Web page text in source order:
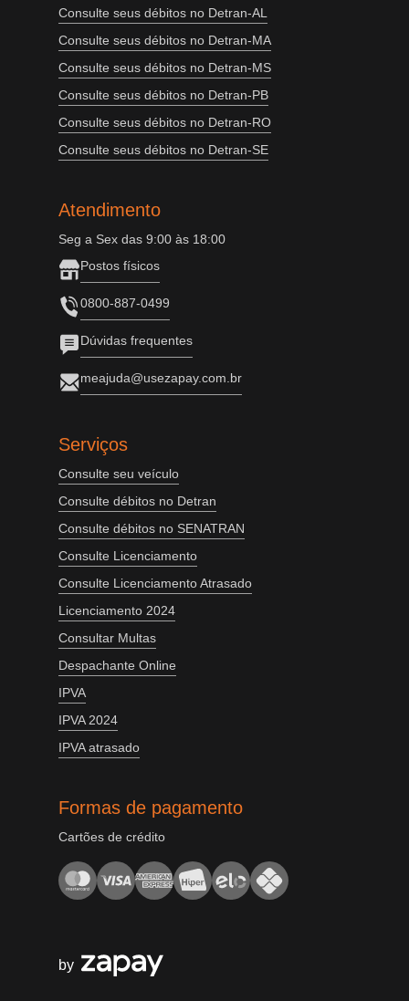
Consulte seus débitos no Detran-AL
Consulte seus débitos no Detran-MA
Consulte seus débitos no Detran-MS
Consulte seus débitos no Detran-PB
Consulte seus débitos no Detran-RO
Consulte seus débitos no Detran-SE
Atendimento
Seg a Sex das 9:00 às 18:00
Postos físicos
0800-887-0499
Dúvidas frequentes
meajuda@usezapay.com.br
Serviços
Consulte seu veículo
Consulte débitos no Detran
Consulte débitos no SENATRAN
Consulte Licenciamento
Consulte Licenciamento Atrasado
Licenciamento 2024
Consultar Multas
Despachante Online
IPVA
IPVA 2024
IPVA atrasado
Formas de pagamento
Cartões de crédito
by